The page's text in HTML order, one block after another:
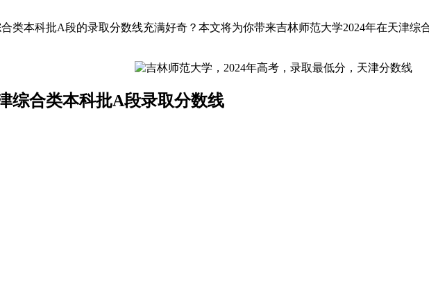
类本科批A段的录取分数线充满好奇？本文将为你带来吉林师范大学2024年在天津
综合类本科批A段录取分数线